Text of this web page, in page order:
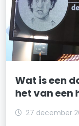
Wat is een
het van een
27 december